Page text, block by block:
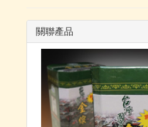
關聯產品